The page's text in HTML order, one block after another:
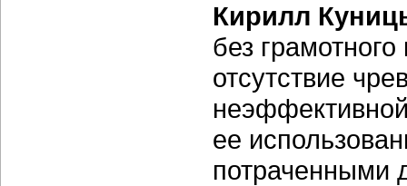
Кирилл
без
отсутствие
ее
потраченными